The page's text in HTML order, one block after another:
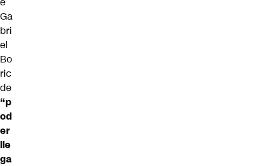
Ga
bri
el
Bo
ric
de
“p
od
er
lle
ga